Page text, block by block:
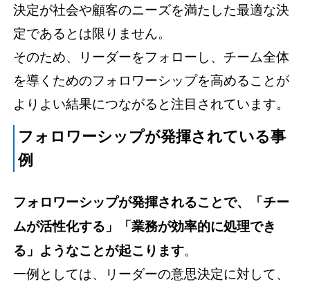
決定が社会や顧客のニーズを満たした最適な決
定であるとは限りません。
そのため、リーダーをフォローし、チーム全体
を導くためのフォロワーシップを高めることが
よりよい結果につながると注目されています。
フォロワーシップが発揮されている事
例
フォロワーシップが発揮されることで、「チー
ムが活性化する」「業務が効率的に処理でき
る」ようなことが起こります。
一例としては、リーダーの意思決定に対して、